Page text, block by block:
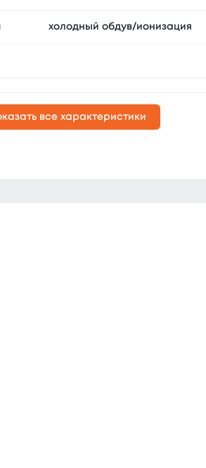
холодный обдув/ионизация
все характеристики